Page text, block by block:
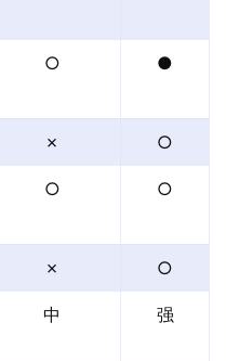
○ ●
✗ ○
○ ○
✗ ○
中 强